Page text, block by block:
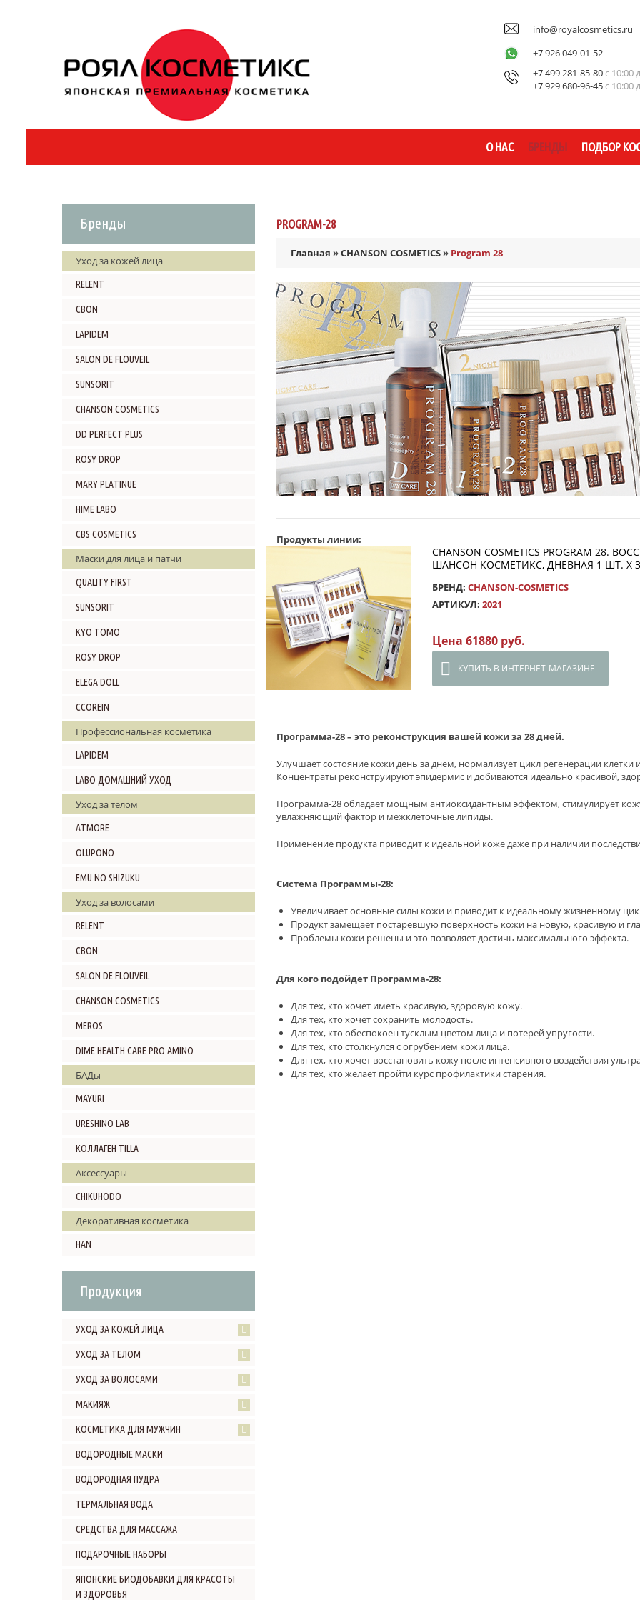
info@royalcosmetics.ru
+7 926 049-01-52
+7 499 281-85-80 с 10:00
+7 929 680-96-45 с 10:00
О НАС БРЕНДЫ ПОДБОР
Бренды
Уход за кожей лица
RELENT
CBON
LAPIDEM
SALON DE FLOUVEIL
SUNSORIT
CHANSON COSMETICS
DD PERFECT PLUS
ROSY DROP
MARY PLATINUE
HIME LABO
CBS COSMETICS
Маски для лица и патчи
QUALITY FIRST
SUNSORIT
KYO TOMO
ROSY DROP
ELEGA DOLL
CCOREIN
Профессиональная косметика
LAPIDEM
LABO ДОМАШНИЙ УХОД
Уход за телом
ATMORE
OLUPONO
EMU NO SHIZUKU
Уход за волосами
RELENT
CBON
SALON DE FLOUVEIL
CHANSON COSMETICS
MEROS
DIME HEALTH CARE PRO AMINO
БАДы
MAYURI
URESHINO LAB
КОЛЛАГЕН TILLA
Аксессуары
CHIKUHODO
Декоративная косметика
HAN
Продукция
УХОД ЗА КОЖЕЙ ЛИЦА
УХОД ЗА ТЕЛОМ
УХОД ЗА ВОЛОСАМИ
МАКИЯЖ
КОСМЕТИКА ДЛЯ МУЖЧИН
ВОДОРОДНЫЕ МАСКИ
ВОДОРОДНАЯ ПУДРА
ТЕРМАЛЬНАЯ ВОДА
СРЕДСТВА ДЛЯ МАССАЖА
ПОДАРОЧНЫЕ НАБОРЫ
ЯПОНСКИЕ БИОДОБАВКИ ДЛЯ КРАСОТЫ
И ЗДОРОВЬЯ
PROGRAM-28
Главная »CHANSON COSMETICS» Program 28
Продукты линии:
CHANSON COSMETICS PROGRAM
ШАНСОН КОСМЕТИКС, ДНЕВНАЯ 1 ШТ. Х
БРЕНД: CHANSON-COSMETICS
АРТИКУЛ: 2021
Цена 61880 руб.
КУПИТЬ В ИНТЕРНЕТ-МАГАЗИНЕ
Программа-28 – это реконструкция вашей кожи за 28 дней.
Улучшает состояние кожи день за днём, нормализует цикл регенерации
Концентраты реконструируют эпидермис и добиваются идеально красивой,
Программа-28 обладает мощным антиоксидантным эффектом, стимулирует
увлажняющий фактор и межклеточные липиды.
Применение продукта приводит к идеальной коже даже при наличии
Система Программы-28:
Увеличивает основные силы кожи и приводит к идеальному жизненному
Продукт замещает постаревшую поверхность кожи на новую, красивую и
Проблемы кожи решены и это позволяет достичь максимального эффекта.
Для кого подойдет Программа-28:
Для тех, кто хочет иметь красивую, здоровую кожу.
Для тех, кто хочет сохранить молодость.
Для тех, кто обеспокоен тусклым цветом лица и потерей упругости.
Для тех, кто столкнулся с огрубением кожи лица.
Для тех, кто хочет восстановить кожу после интенсивного воздействия
Для тех, кто желает пройти курс профилактики старения.